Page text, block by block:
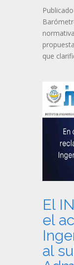
que
El
el
al